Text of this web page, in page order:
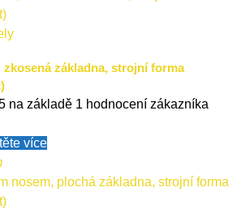
zkosená základna, strojní forma
na základě 1 hodnocení zákazníka
více